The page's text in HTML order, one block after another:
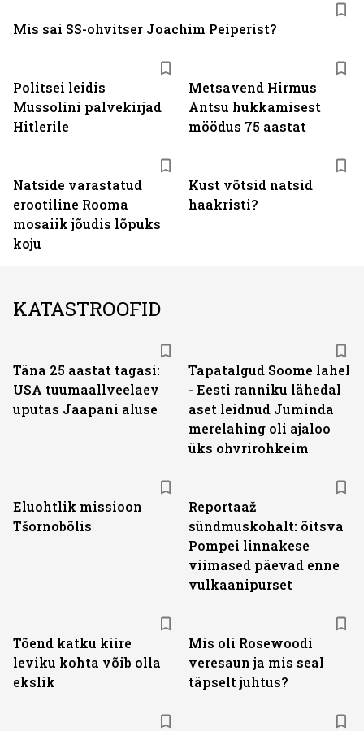
Politsei leidis
Mussolini palvekirjad
Hitlerile
Metsavend Hirmus
Antsu hukkamisest
möödus 75 aastat
Natside varastatud
erootiline Rooma
mosaiik jõudis lõpuks
koju
Kust võtsid natsid
haakristi?
Mis sai SS-ohvitser Joachim Peiperist?
KATASTROOFID
Täna 25 aastat tagasi:
USA tuumaallveelaev
uputas Jaapani aluse
Tapatalgud Soome lahel
- Eesti ranniku lähedal
aset leidnud Juminda
merelahing oli ajaloo
üks ohvrirohkeim
Eluohtlik missioon
Tšornobõlis
Reportaaž
sündmuskohalt: õitsva
Pompei linnakese
viimased päevad enne
vulkaanipurset
Tõend katku kiire
leviku kohta võib olla
ekslik
Mis oli Rosewoodi
veresaun ja mis seal
täpselt juhtus?